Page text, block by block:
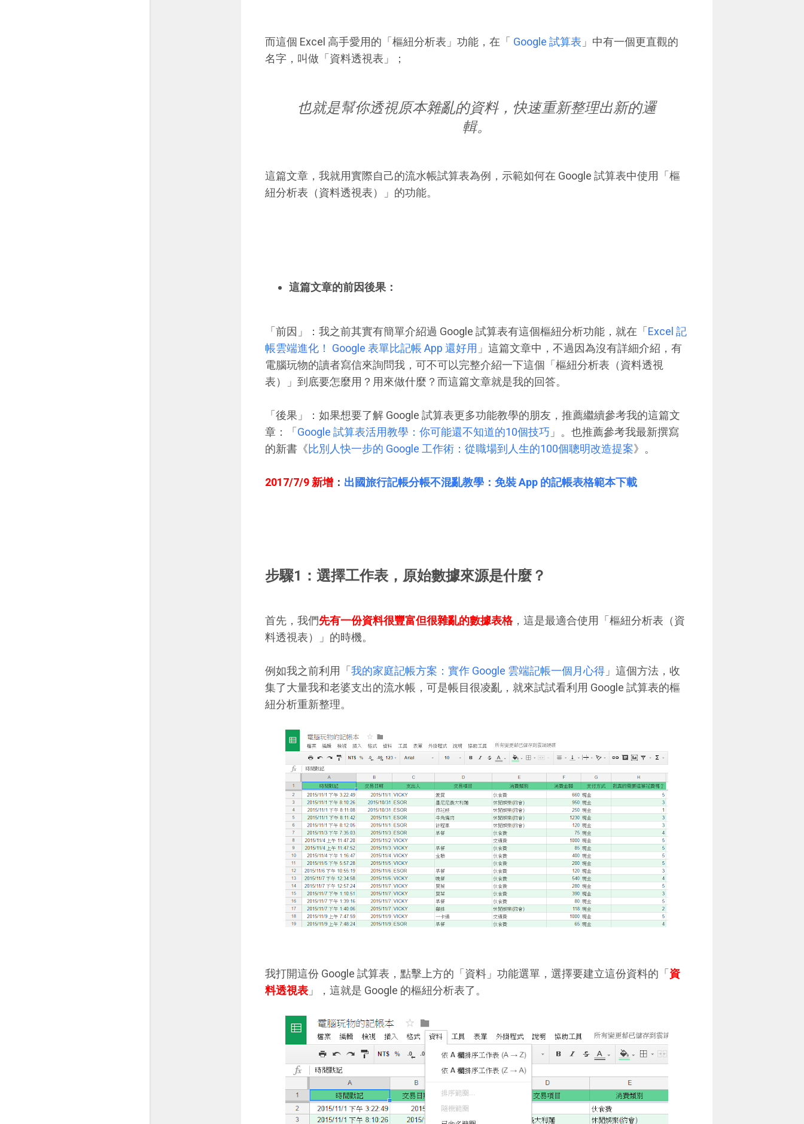
而這個 Excel 高手愛用的「樞紐分析表」功能，在「 Google 試算表 」中有一個更直觀的
名字，叫做「資料透視表」；
也就是幫你透視原本雜亂的資料，快速重新整理出新的邏
輯。
這篇文章，我就用實際自己的流水帳試算表為例，示範如何在 Google 試算表中使用「樞
紐分析表（資料透視表）」的功能。
這篇文章的前因後果：
「前因」：我之前其實有簡單介紹過 Google 試算表有這個樞紐分析功能，就在「 Excel 記
帳雲端進化！ Google 表單比記帳 App 還好用 」這篇文章中，不過因為沒有詳細介紹，有
電腦玩物的讀者寫信來詢問我，可不可以完整介紹一下這個「樞紐分析表（資料透視
表）」到底要怎麼用？用來做什麼？而這篇文章就是我的回答。
「後果」：如果想要了解 Google 試算表更多功能教學的朋友，推薦繼續參考我的這篇文
章：「 Google 試算表活用教學：你可能還不知道的10個技巧 」。也推薦參考我最新撰寫
的新書《比別人快一步的 Google 工作術：從職場到人生的100個聰明改造提案》。
2017/7/9 新增 ： 出國旅行記帳分帳不混亂教學：免裝 App 的記帳表格範本下載
步驟1：選擇工作表，原始數據來源是什麼？
首先，我們先有一份資料很豐富但很雜亂的數據表格，這是最適合使用「樞紐分析表（資
料透視表）」的時機。
例如我之前利用「 我的家庭記帳方案：實作 Google 雲端記帳一個月心得 」這個方法，收
集了大量我和老婆支出的流水帳，可是帳目很凌亂，就來試試看利用 Google 試算表的樞
紐分析重新整理。
我打開這份 Google 試算表，點擊上方的「資料」功能選單，選擇要建立這份資料的「 資
料透視表 」，這就是 Google 的樞紐分析表了。